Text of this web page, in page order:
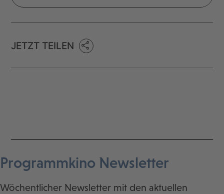
JETZT TEILEN
Programmkino Newsletter
Wöchentlicher Newsletter mit den aktuellen